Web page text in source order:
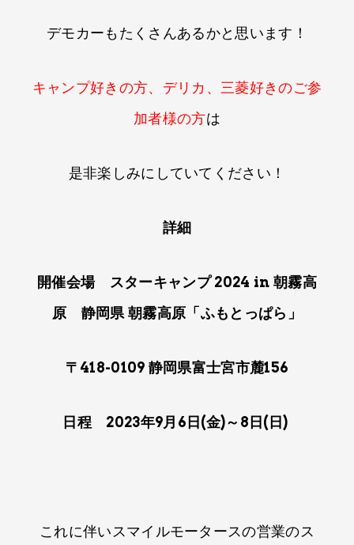
デモカーもたくさんあるかと​思います！​
キャンプ好きの​方、​デリカ、​三菱好きのご参
加者様の​方は
是非楽しみに​していてください！​
詳細
開催会場 スターキャンプ 2024 in 朝霧高
原 静岡県 朝霧高原「ふもと​っぱら」
〒418-0109 静岡県富士宮市麓156
日程 2023年9月6日(金)～8日(日)
これに伴いスマイルモータースの営業のス